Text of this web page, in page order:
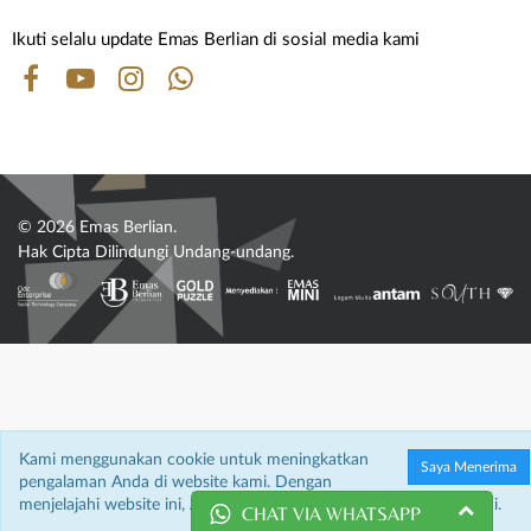
Ikuti selalu update Emas Berlian di sosial media kami
© 2026 Emas Berlian.
Hak Cipta Dilindungi Undang-undang.
Saya Menerima
Kami menggunakan cookie untuk meningkatkan
pengalaman Anda di website kami. Dengan
menjelajahi website ini, Anda menyetujui penggunaan cookie kami.
CHAT VIA WHATSAPP